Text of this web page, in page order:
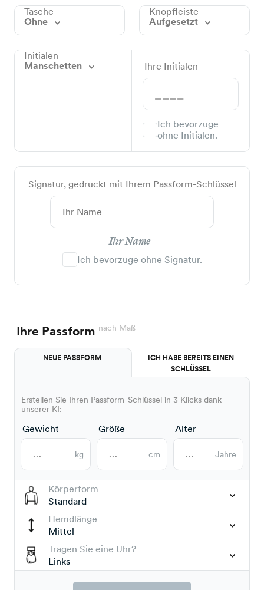
Tasche
Ohne
Knopfleiste
Aufgesetzt
Initialen
Manschetten
Ihre Initialen
Ich bevorzuge
ohne Initialen.
Signatur, gedruckt mit Ihrem Passform-Schlüssel
Ihr Name
Ich bevorzuge ohne Signatur.
Ihre Passform nach Maß
NEUE PASSFORM
ICH HABE BEREITS EINEN
SCHLÜSSEL
Erstellen Sie Ihren Passform-Schlüssel in 3 Klicks dank
unserer KI:
Gewicht
kg
Größe
cm
Alter
Jahre
Körperform
Standard
Hemdlänge
Mittel
Tragen Sie eine Uhr?
Links